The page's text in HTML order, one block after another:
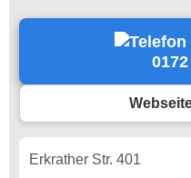
Erkrather Str. 401